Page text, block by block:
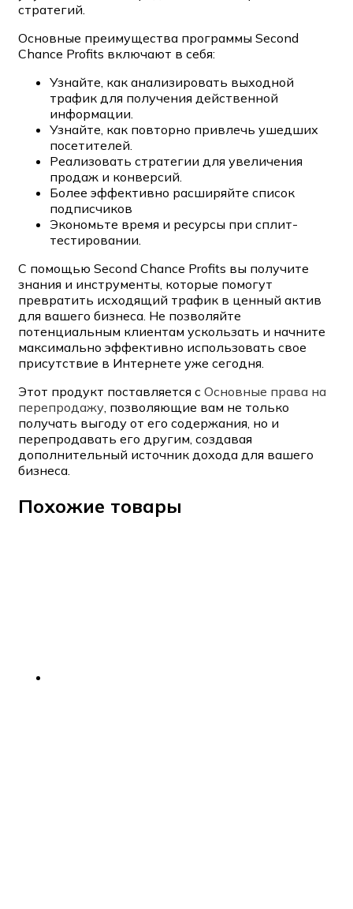
стратегий.
Основные преимущества программы Second
Chance Profits включают в себя:
Узнайте, как анализировать выходной
трафик для получения действенной
информации.
Узнайте, как повторно привлечь ушедших
посетителей.
Реализовать стратегии для увеличения
продаж и конверсий.
Более эффективно расширяйте список
подписчиков
Экономьте время и ресурсы при сплит-
тестировании.
С помощью Second Chance Profits вы получите
знания и инструменты, которые помогут
превратить исходящий трафик в ценный актив
для вашего бизнеса. Не позволяйте
потенциальным клиентам ускользать и начните
максимально эффективно использовать свое
присутствие в Интернете уже сегодня.
Этот продукт поставляется с Основные права на
перепродажу , позволяющие вам не только
получать выгоду от его содержания, но и
перепродавать его другим, создавая
дополнительный источник дохода для вашего
бизнеса.
Похожие товары